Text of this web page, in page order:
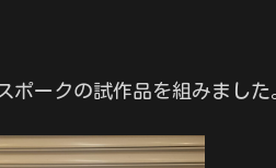
ポークの試作品を組みました